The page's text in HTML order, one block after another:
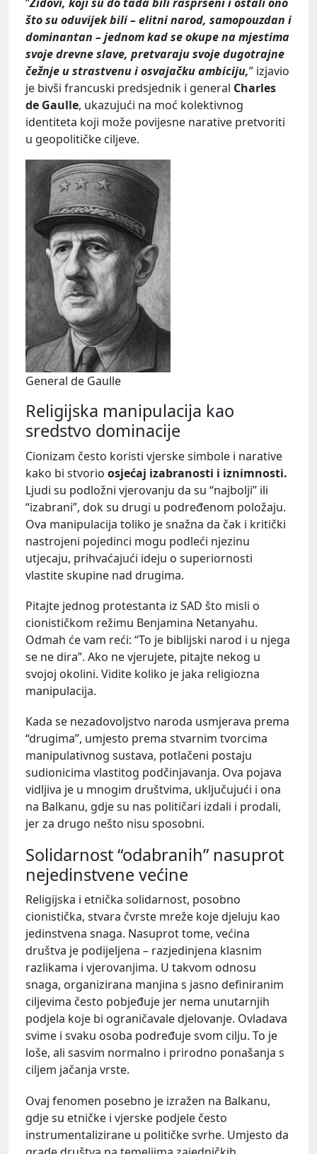
što su oduvijek bili – elitni narod, samopouzdan i
dominantan – jednom kad se okupe na mjestima
svoje drevne slave, pretvaraju svoje dugotrajne
čežnje u strastvenu i osvajačku ambiciju,” izjavio
je bivši francuski predsjednik i general Charles
de Gaulle, ukazujući na moć kolektivnog
identiteta koji može povijesne narative pretvoriti
u geopolitičke ciljeve.
General de Gaulle
Religijska manipulacija kao
sredstvo dominacije
Cionizam često koristi vjerske simbole i narative
kako bi stvorio osjećaj izabranosti i iznimnosti.
Ljudi su podložni vjerovanju da su “najbolji” ili
“izabrani”, dok su drugi u podređenom položaju.
Ova manipulacija toliko je snažna da čak i kritički
nastrojeni pojedinci mogu podleći njezinu
utjecaju, prihvaćajući ideju o superiornosti
vlastite skupine nad drugima.
Pitajte jednog protestanta iz SAD što misli o
cionističkom režimu Benjamina Netanyahu.
Odmah će vam reći: “To je biblijski narod i u njega
se ne dira”. Ako ne vjerujete, pitajte nekog u
svojoj okolini. Vidite koliko je jaka religiozna
manipulacija.
Kada se nezadovoljstvo naroda usmjerava prema
“drugima”, umjesto prema stvarnim tvorcima
manipulativnog sustava, potlačeni postaju
sudionicima vlastitog podčinjavanja. Ova pojava
vidljiva je u mnogim društvima, uključujući i ona
na Balkanu, gdje su nas političari izdali i prodali,
jer za drugo nešto nisu sposobni.
Solidarnost “odabranih” nasuprot
nejedinstvene većine
Religijska i etnička solidarnost, posobno
cionistička, stvara čvrste mreže koje djeluju kao
jedinstvena snaga. Nasuprot tome, većina
društva je podijeljena – razjedinjena klasnim
razlikama i vjerovanjima. U takvom odnosu
snaga, organizirana manjina s jasno definiranim
ciljevima često pobjeđuje jer nema unutarnjih
podjela koje bi ograničavale djelovanje. Ovladava
svime i svaku osoba podređuje svom cilju. To je
loše, ali sasvim normalno i prirodno ponašanja s
ciljem jačanja vrste.
Ovaj fenomen posebno je izražen na Balkanu,
gdje su etničke i vjerske podjele često
instrumentalizirane u političke svrhe. Umjesto da